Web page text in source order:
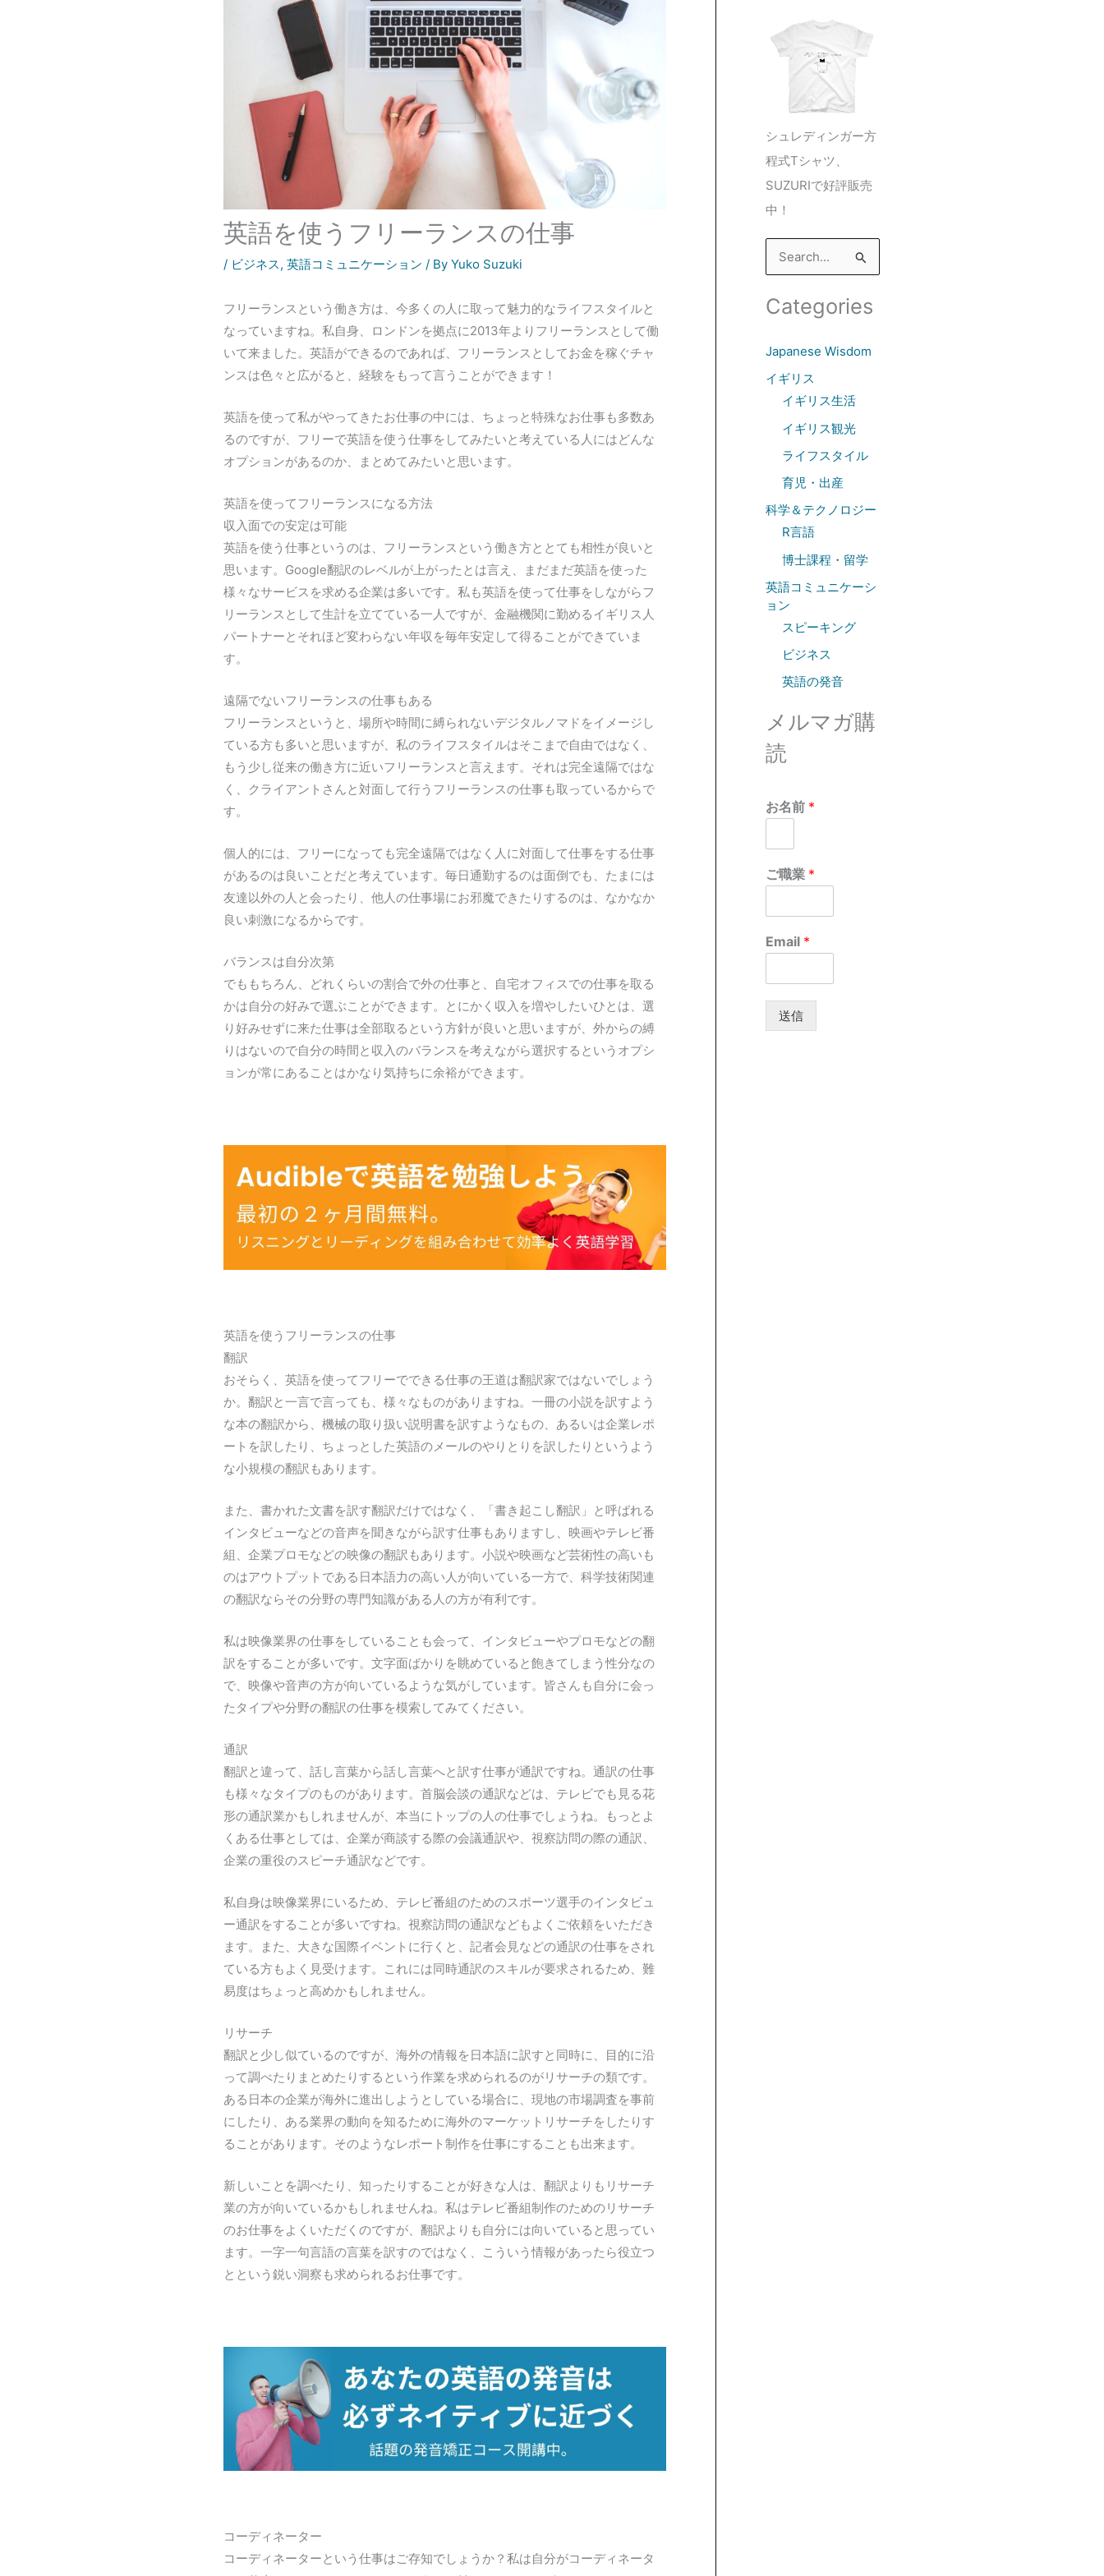
英語を使うフリーランスの仕事
/ ビジネス, 英語コミュニケーション / By Yuko Suzuki
フリーランスという働き方は、今多くの人に取って魅力的なライフスタイルと
なっていますね。私自身、ロンドンを拠点に2013年よりフリーランスとして働
いて来ました。英語ができるのであれば、フリーランスとしてお金を稼ぐチャ
ンスは色々と広がると、経験をもって言うことができます！
英語を使って私がやってきたお仕事の中には、ちょっと特殊なお仕事も多数あ
るのですが、フリーで英語を使う仕事をしてみたいと考えている人にはどんな
オプションがあるのか、まとめてみたいと思います。
英語を使ってフリーランスになる方法
収入面での安定は可能
英語を使う仕事というのは、フリーランスという働き方ととても相性が良いと
思います。Google翻訳のレベルが上がったとは言え、まだまだ英語を使った
様々なサービスを求める企業は多いです。私も英語を使って仕事をしながらフ
リーランスとして生計を立てている一人ですが、金融機関に勤めるイギリス人
パートナーとそれほど変わらない年収を毎年安定して得ることができていま
す。
遠隔でないフリーランスの仕事もある
フリーランスというと、場所や時間に縛られないデジタルノマドをイメージし
ている方も多いと思いますが、私のライフスタイルはそこまで自由ではなく、
もう少し従来の働き方に近いフリーランスと言えます。それは完全遠隔ではな
く、クライアントさんと対面して行うフリーランスの仕事も取っているからで
す。
個人的には、フリーになっても完全遠隔ではなく人に対面して仕事をする仕事
があるのは良いことだと考えています。毎日通勤するのは面倒でも、たまには
友達以外の人と会ったり、他人の仕事場にお邪魔できたりするのは、なかなか
良い刺激になるからです。
バランスは自分次第
でももちろん、どれくらいの割合で外の仕事と、自宅オフィスでの仕事を取る
かは自分の好みで選ぶことができます。とにかく収入を増やしたいひとは、選
り好みせずに来た仕事は全部取るという方針が良いと思いますが、外からの縛
りはないので自分の時間と収入のバランスを考えながら選択するというオプシ
ョンが常にあることはかなり気持ちに余裕ができます。
英語を使うフリーランスの仕事
翻訳
おそらく、英語を使ってフリーでできる仕事の王道は翻訳家ではないでしょう
か。翻訳と一言で言っても、様々なものがありますね。一冊の小説を訳すよう
な本の翻訳から、機械の取り扱い説明書を訳すようなもの、あるいは企業レポ
ートを訳したり、ちょっとした英語のメールのやりとりを訳したりというよう
な小規模の翻訳もあります。
また、書かれた文書を訳す翻訳だけではなく、「書き起こし翻訳」と呼ばれる
インタビューなどの音声を聞きながら訳す仕事もありますし、映画やテレビ番
組、企業プロモなどの映像の翻訳もあります。小説や映画など芸術性の高いも
のはアウトプットである日本語力の高い人が向いている一方で、科学技術関連
の翻訳ならその分野の専門知識がある人の方が有利です。
私は映像業界の仕事をしていることも会って、インタビューやプロモなどの翻
訳をすることが多いです。文字面ばかりを眺めていると飽きてしまう性分なの
で、映像や音声の方が向いているような気がしています。皆さんも自分に会っ
たタイプや分野の翻訳の仕事を模索してみてください。
通訳
翻訳と違って、話し言葉から話し言葉へと訳す仕事が通訳ですね。通訳の仕事
も様々なタイプのものがあります。首脳会談の通訳などは、テレビでも見る花
形の通訳業かもしれませんが、本当にトップの人の仕事でしょうね。もっとよ
くある仕事としては、企業が商談する際の会議通訳や、視察訪問の際の通訳、
企業の重役のスピーチ通訳などです。
私自身は映像業界にいるため、テレビ番組のためのスポーツ選手のインタビュ
ー通訳をすることが多いですね。視察訪問の通訳などもよくご依頼をいただき
ます。また、大きな国際イベントに行くと、記者会見などの通訳の仕事をされ
ている方もよく見受けます。これには同時通訳のスキルが要求されるため、難
易度はちょっと高めかもしれません。
リサーチ
翻訳と少し似ているのですが、海外の情報を日本語に訳すと同時に、目的に沿
って調べたりまとめたりするという作業を求められるのがリサーチの類です。
ある日本の企業が海外に進出しようとしている場合に、現地の市場調査を事前
にしたり、ある業界の動向を知るために海外のマーケットリサーチをしたりす
ることがあります。そのようなレポート制作を仕事にすることも出来ます。
新しいことを調べたり、知ったりすることが好きな人は、翻訳よりもリサーチ
業の方が向いているかもしれませんね。私はテレビ番組制作のためのリサーチ
のお仕事をよくいただくのですが、翻訳よりも自分には向いていると思ってい
ます。一字一句言語の言葉を訳すのではなく、こういう情報があったら役立つ
とという鋭い洞察も求められるお仕事です。
コーディネーター
コーディネーターという仕事はご存知でしょうか？私は自分がコーディネータ
シュレディンガー方
程式Tシャツ、
SUZURIで好評販売
中！
e
a
c
Categories
Japanese Wisdom
イギリス
イギリス生活
イギリス観光
ライフスタイル
育児・出産
科学＆テクノロジー
R言語
博士課程・留学
英語コミュニケーシ
ョン
スピーキング
ビジネス
英語の発音
メルマガ購
読
お名前 *
ご職業 *
Email *
送信